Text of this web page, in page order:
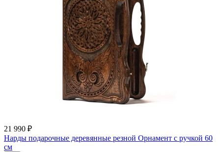
21 990 ₽
Нарды подарочные деревянные резной Орнамент с ручкой 60
см